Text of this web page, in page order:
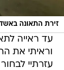
זירת התאונה
עד ראייה
וראיתי את
עזרתיי